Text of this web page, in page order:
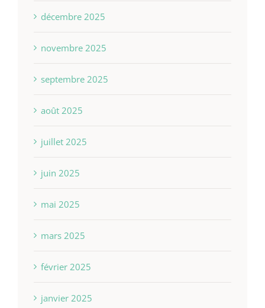
décembre 2025
novembre 2025
septembre 2025
août 2025
juillet 2025
juin 2025
mai 2025
mars 2025
février 2025
janvier 2025